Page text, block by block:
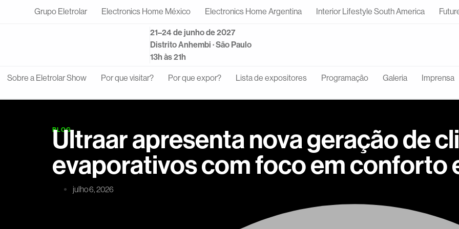
Grupo Eletrolar Electronics Home México Electronics Home Argentina Interior Lifestyle South America
21–24 de junho de 2027
Distrito Anhembi · São Paulo
13h às 21h
Sobre a Eletrolar Show Por que visitar? Por que expor? Lista de expositores Programação Galeria Imprensa
BLOG
Ultraar apresenta nova geração de
evaporativos com foco em conforto
julho 6, 2026